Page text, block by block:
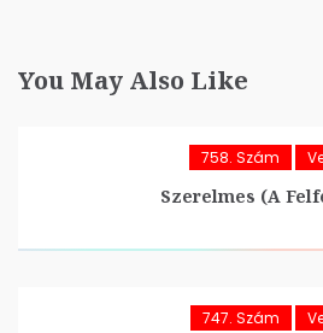
You May Also Like
758. Szám
Szerelmes (A
747. Szám